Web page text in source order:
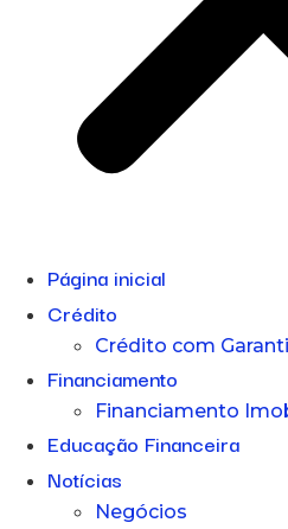
Página inicial
Crédito
Crédito com
Financiamento
Financiamento
Educação Financeira
Notícias
Negócios